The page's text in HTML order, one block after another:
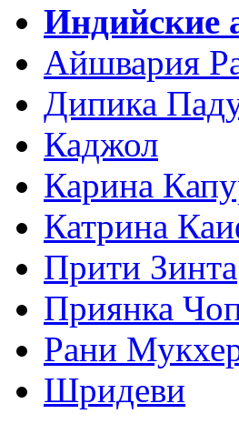
Индийские
Айшвария
Дипика
Каджол
Карина
Катрина
Прити Зинта
Приянка
Рани
Шридеви